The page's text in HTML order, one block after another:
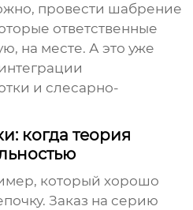
провести шабрение
ответственные
на месте. А это уже
и слесарно-
когда теория
который хорошо
Заказ на серию